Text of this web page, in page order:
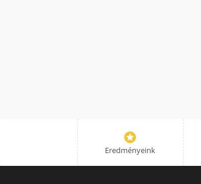

Eredményeink